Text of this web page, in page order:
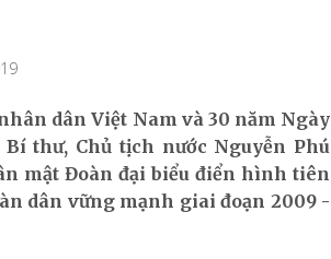
dân Việt Nam và 30 năm Ngày
Bí thư, Chủ tịch nước Nguyễn Phú
mật Đoàn đại biểu điển hình tiên
dân vững mạnh giai đoạn 2009 -